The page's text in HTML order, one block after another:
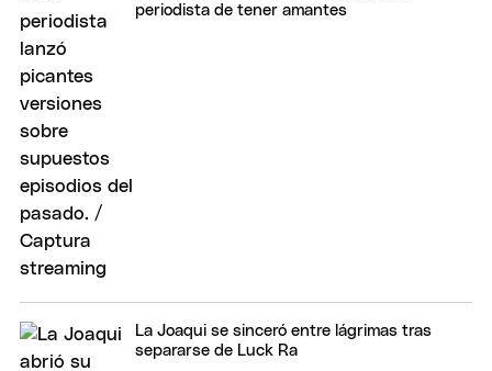
periodista de tener amantes
La Joaqui se sinceró entre lágrimas tras
separarse de Luck Ra